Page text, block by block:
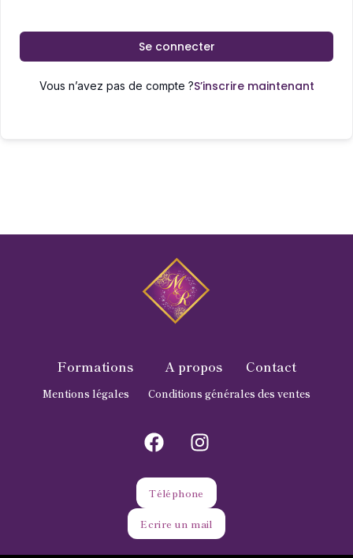
Se connecter
Vous n’avez pas de compte ?S’inscrire maintenant
Formations A propos Contact
Mentions légales Conditions générales des ventes
Téléphone
Ecrire un mail